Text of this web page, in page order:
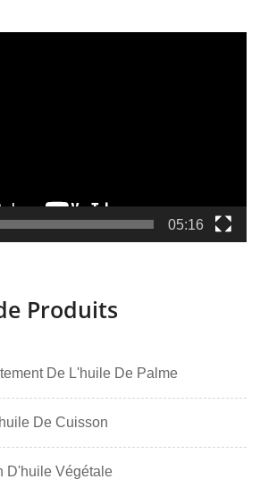
05:16
Produits
De L'huile De Palme
De Cuisson
D'huile Végétale